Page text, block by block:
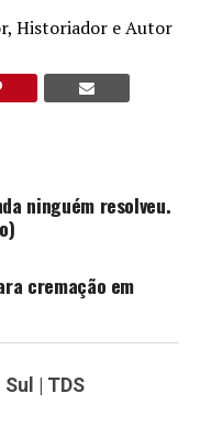
Historiador e Autor
ninguém resolveu.
cremação em
| TDS